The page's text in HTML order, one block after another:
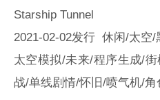
Starship Tunnel
2021-02-02发行 休闲/太空
太空模拟/未来/程序生成/
战/单线剧情/怀旧/喷气机/角